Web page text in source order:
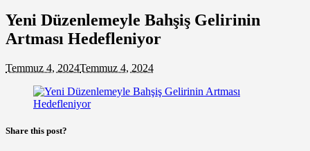
Yeni Düzenlemeyle Bahşiş Gelirinin
Artması Hedefleniyor
Temmuz 4, 2024Temmuz 4, 2024
Share this post?